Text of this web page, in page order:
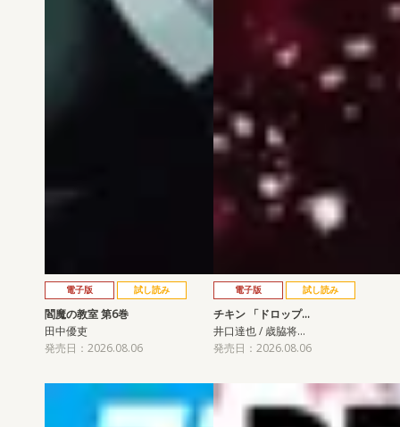
電子版 試し読み
閻魔の教室 第6巻
田中優吏
発売日：2026.08.06
電子版 試し読み
チキン 「ドロップ…
井口達也 / 歳脇将…
発売日：2026.08.06